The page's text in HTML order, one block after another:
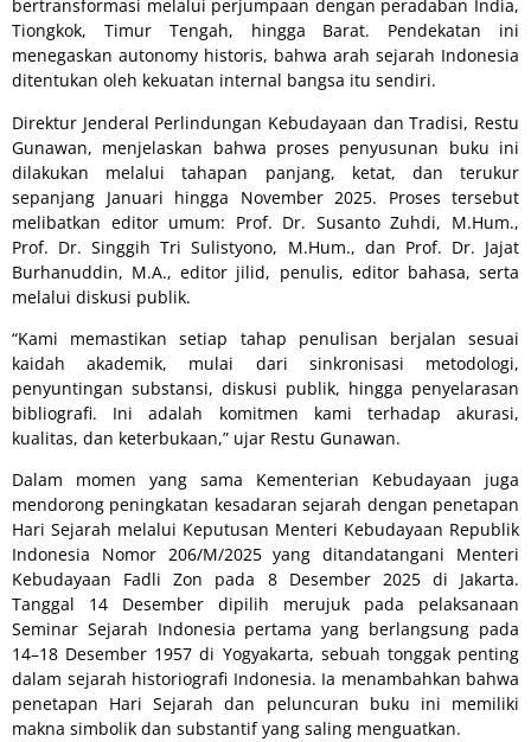
bertransformasi melalui perjumpaan dengan peradaban India,
Tiongkok, Timur Tengah, hingga Barat. Pendekatan ini
menegaskan autonomy historis, bahwa arah sejarah Indonesia
ditentukan oleh kekuatan internal bangsa itu sendiri.
Direktur Jenderal Perlindungan Kebudayaan dan Tradisi, Restu
Gunawan, menjelaskan bahwa proses penyusunan buku ini
dilakukan melalui tahapan panjang, ketat, dan terukur
sepanjang Januari hingga November 2025. Proses tersebut
melibatkan editor umum: Prof. Dr. Susanto Zuhdi, M.Hum.,
Prof. Dr. Singgih Tri Sulistyono, M.Hum., dan Prof. Dr. Jajat
Burhanuddin, M.A., editor jilid, penulis, editor bahasa, serta
melalui diskusi publik.
“Kami memastikan setiap tahap penulisan berjalan sesuai
kaidah akademik, mulai dari sinkronisasi metodologi,
penyuntingan substansi, diskusi publik, hingga penyelarasan
bibliografi. Ini adalah komitmen kami terhadap akurasi,
kualitas, dan keterbukaan,” ujar Restu Gunawan.
Dalam momen yang sama Kementerian Kebudayaan juga
mendorong peningkatan kesadaran sejarah dengan penetapan
Hari Sejarah melalui Keputusan Menteri Kebudayaan Republik
Indonesia Nomor 206/M/2025 yang ditandatangani Menteri
Kebudayaan Fadli Zon pada 8 Desember 2025 di Jakarta.
Tanggal 14 Desember dipilih merujuk pada pelaksanaan
Seminar Sejarah Indonesia pertama yang berlangsung pada
14–18 Desember 1957 di Yogyakarta, sebuah tonggak penting
dalam sejarah historiografi Indonesia. Ia menambahkan bahwa
penetapan Hari Sejarah dan peluncuran buku ini memiliki
makna simbolik dan substantif yang saling menguatkan.